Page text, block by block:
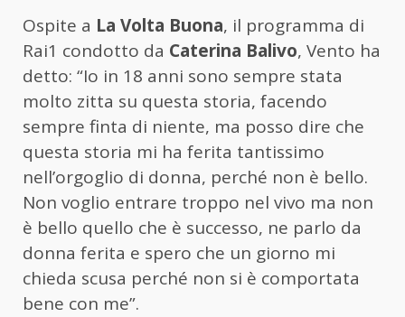
Ospite a La Volta Buona, il programma di
Rai1 condotto da Caterina Balivo, Vento ha
detto: “Io in 18 anni sono sempre stata
molto zitta su questa storia, facendo
sempre finta di niente, ma posso dire che
questa storia mi ha ferita tantissimo
nell’orgoglio di donna, perché non è bello.
Non voglio entrare troppo nel vivo ma non
è bello quello che è successo, ne parlo da
donna ferita e spero che un giorno mi
chieda scusa perché non si è comportata
bene con me”.